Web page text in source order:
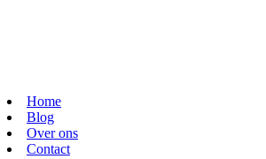
Home
Blog
Over ons
Contact